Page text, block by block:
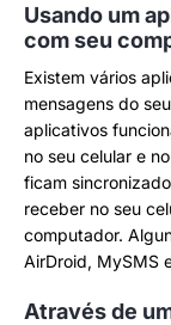
Usando um
com seu
Existem vários
mensagens do
aplicativos
no seu celular e
ficam
receber no seu
computador.
AirDroid, MySMS
Através de